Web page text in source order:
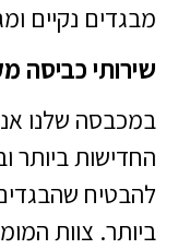
מבגדים נקיים
שירותי כביסה
במכבסה שלנו
החדישות ביותר
להבטיח
ביותר. צוות